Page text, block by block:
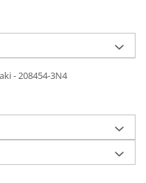
- 208454-3N4